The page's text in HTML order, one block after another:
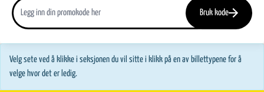
Bruk kode
Velg sete ved å klikke i seksjonen du vil sitte i klikk på en av billettypene for å
velge hvor det er ledig.